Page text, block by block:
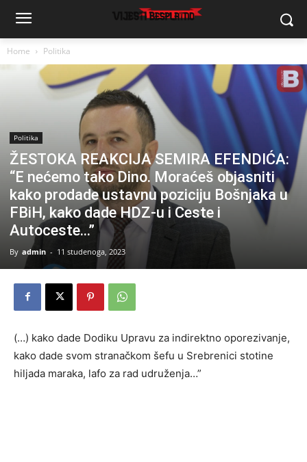
Home Politika
Politika
ŽESTOKA REAKCIJA SEMIRA EFENDIĆA:
“E nećemo tako Dino. Moraćeš objasniti
kako prodade ustavnu poziciju Bošnjaka u
FBiH, kako dade HDZ-u i Ceste i
Autoceste…”
By admin - 11 studenoga, 2023
(…) kako dade Dodiku Upravu za indirektno oporezivanje,
kako dade svom stranačkom šefu u Srebrenici stotine
hiljada maraka, lafo za rad udruženja…”